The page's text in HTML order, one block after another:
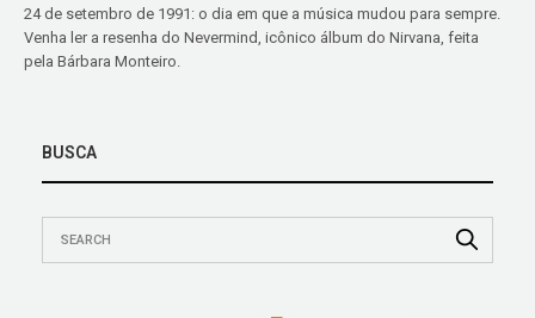
24 de setembro de 1991: o dia em que a música mudou para sempre.
Venha ler a resenha do Nevermind, icônico álbum do Nirvana, feita
pela Bárbara Monteiro.
BUSCA